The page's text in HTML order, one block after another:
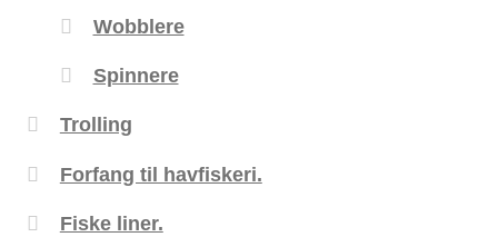
Wobblere
Spinnere
Trolling
Forfang til havfiskeri.
Fiske liner.